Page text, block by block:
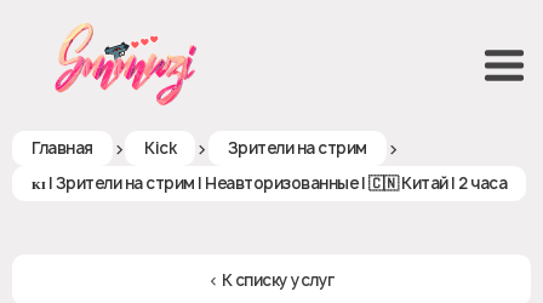
Главная > Kick > Зрители на стрим >
ᴋɪ | Зрители на стрим | Неавторизованные | 🇨🇳 Китай | 2 часа
< К списку услуг